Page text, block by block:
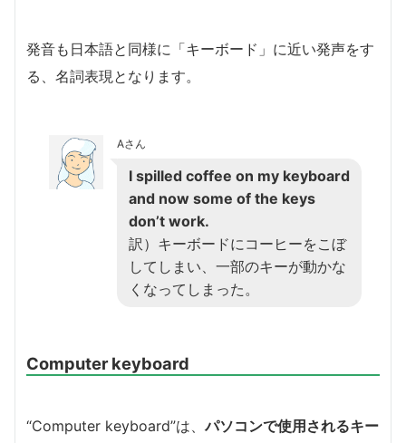
発音も日本語と同様に「キーボード」に近い発声をす
る、名詞表現となります。
Aさん
I spilled coffee on my keyboard
and now some of the keys
don’t work.
訳）キーボードにコーヒーをこぼ
してしまい、一部のキーが動かな
くなってしまった。
Computer keyboard
“Computer keyboard”は、パソコンで使用されるキー